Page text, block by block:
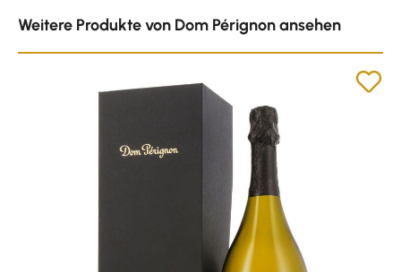
Weitere Produkte von Dom Pérignon ansehen